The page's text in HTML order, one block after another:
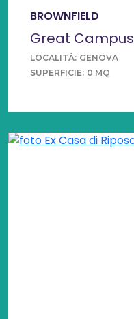
BROWNFIELD
Great Campus
LOCALITÀ: GENOVA
SUPERFICIE: 0 MQ